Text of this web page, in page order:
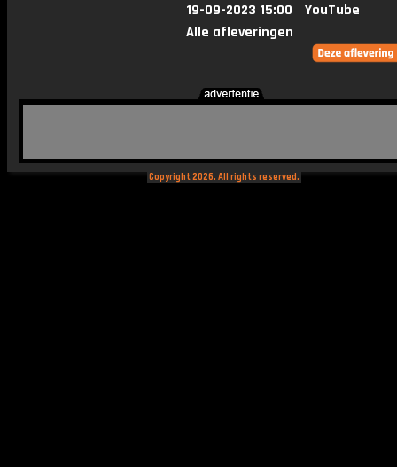
19-09-2023 15:00
YouTube
Alle afleveringen
Copyright 2026. All rights reserved.